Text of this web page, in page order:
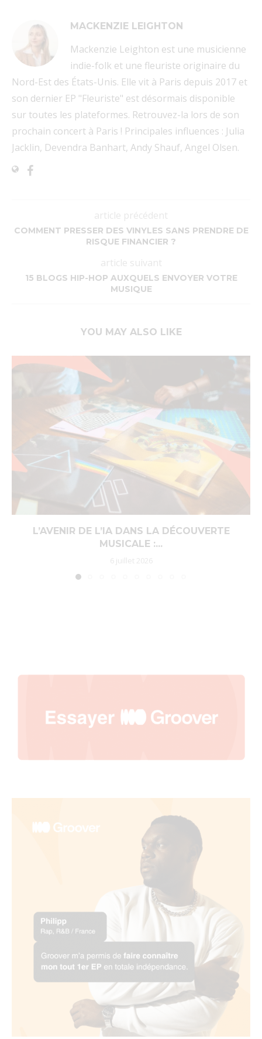
MACKENZIE LEIGHTON
Mackenzie Leighton est une musicienne
indie-folk et une fleuriste originaire du
Nord-Est des États-Unis. Elle vit à Paris depuis 2017 et
son dernier EP "Fleuriste" est désormais disponible
sur toutes les plateformes. Retrouvez-la lors de son
prochain concert à Paris ! Principales influences : Julia
Jacklin, Devendra Banhart, Andy Shauf, Angel Olsen.
article précédent
COMMENT PRESSER DES VINYLES SANS PRENDRE DE
RISQUE FINANCIER ?
article suivant
15 BLOGS HIP-HOP AUXQUELS ENVOYER VOTRE
MUSIQUE
YOU MAY ALSO LIKE
L’AVENIR DE L’IA DANS LA DÉCOUVERTE
MUSICALE :...
6 juillet 2026